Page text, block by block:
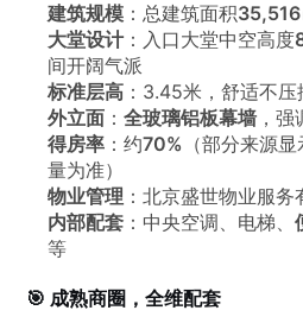
建筑规模 ：总建筑面积35,516
大堂设计：入口大堂中空高度
间开阔气派
标准层高 ：3.45米，舒适不压
外立面 ：全玻璃铝板幕墙 ，
得房率 ：约70% （部分来源
量为准）
物业管理 ：北京盛世物业服
内部配套 ：中央空调、电梯、
等
🎯 成熟商圈，全维配套